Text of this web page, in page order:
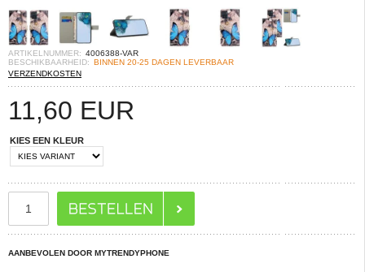
ARTIKELNUMMER: 4006388-VAR
BESCHIKBAARHEID: BINNEN 20-25 DAGEN LEVERBAAR
VERZENDKOSTEN
11,60 EUR
KIES EEN KLEUR
AANBEVOLEN DOOR MYTRENDYPHONE